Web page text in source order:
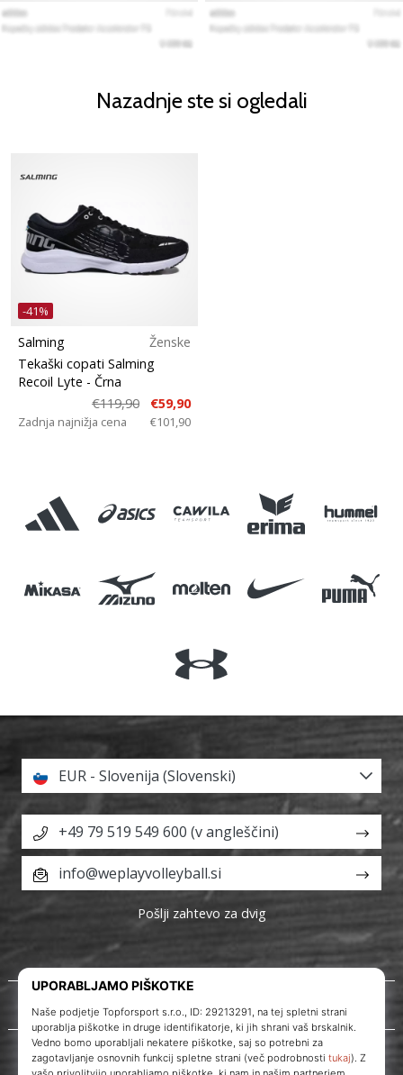
Nazadnje ste si ogledali
-41%
Salming
Ženske
Tekaški copati Salming
Recoil Lyte - Črna
€119,90
€59,90
Zadnja najnižja cena €101,90
O nas
Storitve za stranke
EUR - Slovenija (Slovenski)
+49 79 519 549 600 (v angleščini)
info@weplayvolleyball.si
Pošlji zahtevo za dvig